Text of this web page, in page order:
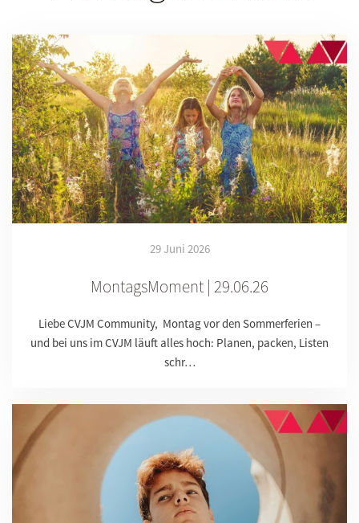
29 Juni 2026
MontagsMoment | 29.06.26
Liebe CVJM Community, Montag vor den Sommerferien –
und bei uns im CVJM läuft alles hoch: Planen, packen, Listen
schr…